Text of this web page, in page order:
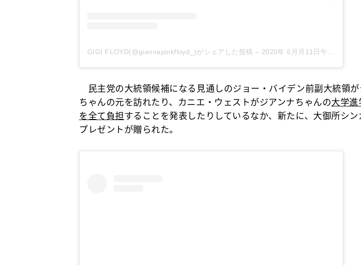
GIGI FLOYD(@giannapinkfloyd_)がシェアした投稿 – 2020年 6月月11日午後9時54分PDT
民主党の大統領候補になる見通しのジョー・バイデン前副大統領が
ちゃんの元を訪れたり、カニエ・ウェストがジアンナちゃんの大学進
を全て負担することを発表したりしているなか、新たに、大御所シン
プレゼントが贈られた。